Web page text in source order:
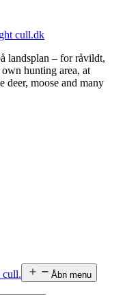
cull.dk
landsplan – for råvildt,
hunting area, at
deer, moose and many
cull.
Åbn menu